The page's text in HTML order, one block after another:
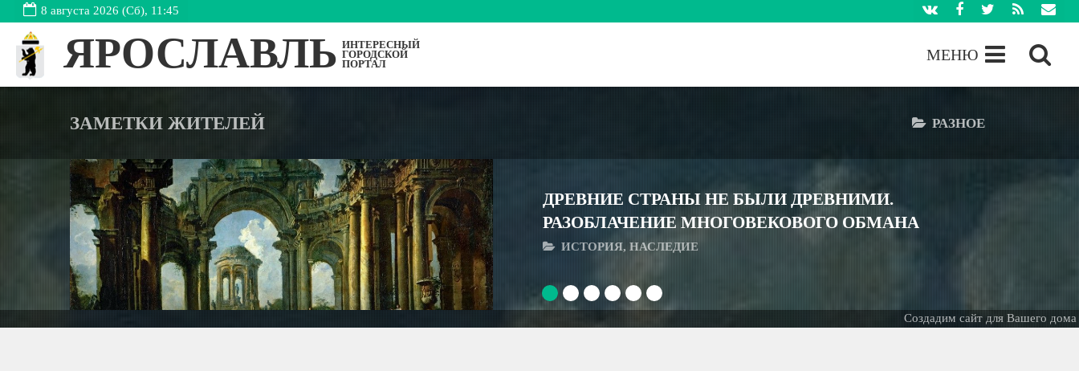
8 августа 2026 (Сб), 11:45
ЯРОСЛАВЛЬ ИНТЕРЕСНЫЙ
ГОРОДСКОЙ
ПОРТАЛ
МЕНЮ
ЗАМЕТКИ ЖИТЕЛЕЙ РАЗНОЕ
ДРЕВНИЕ СТРАНЫ НЕ БЫЛИ ДРЕВНИМИ.
РАЗОБЛАЧЕНИЕ МНОГОВЕКОВОГО ОБМАНА
ИСТОРИЯ, НАСЛЕДИЕ
1 2 3 4 5
Создадим сайт для Вашего дома -